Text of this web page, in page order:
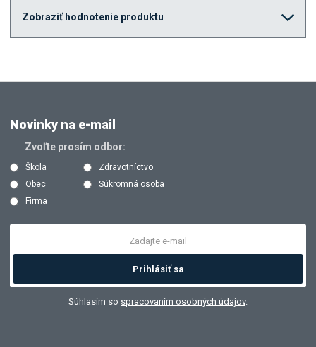
Zobraziť hodnotenie produktu
Novinky na e-mail
Zvoľte prosím odbor:
Škola
Zdravotníctvo
Obec
Súkromná osoba
Firma
Prihlásiť sa
Súhlasím so spracovaním osobných údajov.